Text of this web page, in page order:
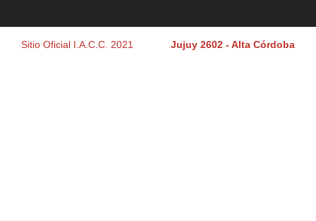
Sitio Oficial I.A.C.C. 2021 Jujuy 2602 - Alta Córdoba